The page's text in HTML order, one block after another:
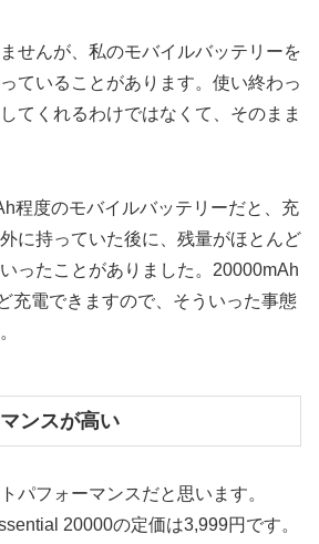
せんが、私のモバイルバッテリーを
ていることがあります。使い終わっ
てくれるわけではなくて、そのまま
程度のモバイルバッテリーだと、充
に持っていた後に、残量がほとんど
ったことがありました。20000mAh
充電できますので、そういった事態
ンスが高い
パフォーマンスだと思います。
20000の定価は3,999円です。